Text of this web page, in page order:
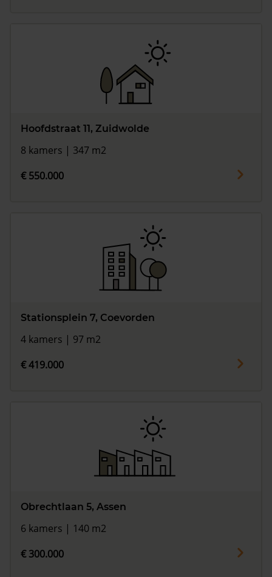
Hoofdstraat 11, Zuidwolde
8 kamers | 347 m2
€ 550.000
Stationsplein 7, Coevorden
4 kamers | 97 m2
€ 419.000
Obrechtlaan 5, Assen
6 kamers | 140 m2
€ 300.000